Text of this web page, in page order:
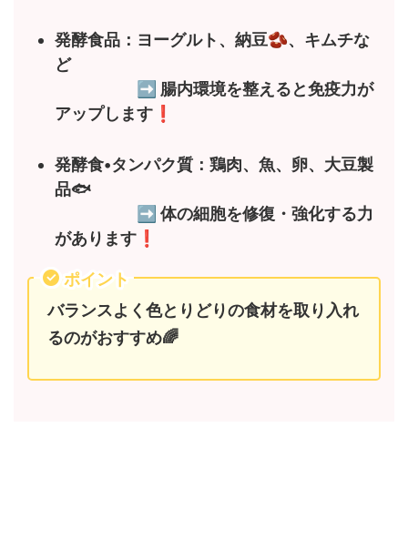
発酵食品：ヨーグルト、納豆🫘、キムチな
ど
➡️ 腸内環境を整えると免疫力が
アップします ❗
発酵食•タンパク質：鶏肉、魚、卵、大豆製
品🐟
➡️ 体の細胞を修復・強化する力
があります ❗
ポイント
バランスよく色とりどりの食材を取り入れ
るのがおすすめ🌈